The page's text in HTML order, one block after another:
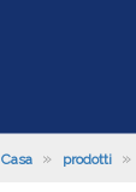
Casa » prodotti »